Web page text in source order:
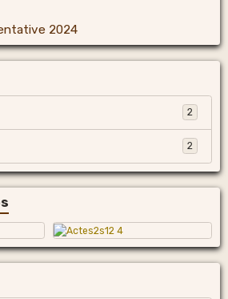
2024
2
2